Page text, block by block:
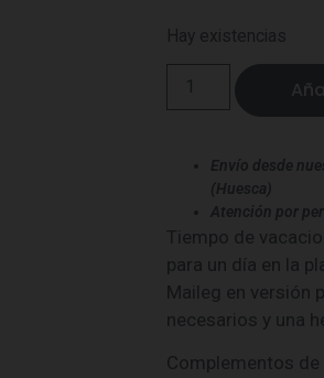
Hay existencias
Envío desde
(Huesca)
Atención por
Tiempo de
para un día en la
Maileg en versión
necesarios y una
Complementos